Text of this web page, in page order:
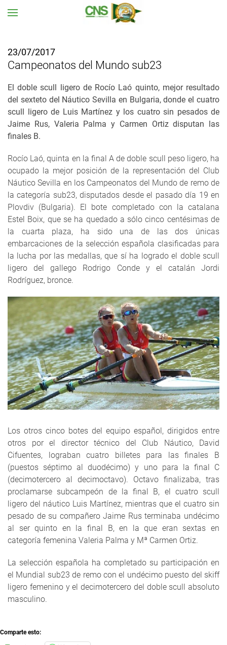
23/07/2017
Campeonatos del Mundo sub23
El doble scull ligero de Rocío Laó quinto, mejor resultado
del sexteto del Náutico Sevilla en Bulgaria, donde el cuatro
scull ligero de Luis Martínez y los cuatro sin pesados de
Jaime Rus, Valeria Palma y Carmen Ortiz disputan las
finales B.
Rocío Laó, quinta en la final A de doble scull peso ligero, ha
ocupado la mejor posición de la representación del Club
Náutico Sevilla en los Campeonatos del Mundo de remo de
la categoría sub23, disputados desde el pasado día 19 en
Plovdiv (Bulgaria). El bote completado con la catalana
Estel Boix, que se ha quedado a sólo cinco centésimas de
la cuarta plaza, ha sido una de las dos únicas
embarcaciones de la selección española clasificadas para
la lucha por las medallas, que sí ha logrado el doble scull
ligero del gallego Rodrigo Conde y el catalán Jordi
Rodríguez, bronce.
Los otros cinco botes del equipo español, dirigidos entre
otros por el director técnico del Club Náutico, David
Cifuentes, lograban cuatro billetes para las finales B
(puestos séptimo al duodécimo) y uno para la final C
(decimotercero al decimoctavo). Octavo finalizaba, tras
proclamarse subcampeón de la final B, el cuatro scull
ligero del náutico Luis Martínez, mientras que el cuatro sin
pesado de su compañero Jaime Rus terminaba undécimo
al ser quinto en la final B, en la que eran sextas en
categoría femenina Valeria Palma y Mª Carmen Ortiz.
La selección española ha completado su participación en
el Mundial sub23 de remo con el undécimo puesto del skiff
ligero femenino y el decimotercero del doble scull absoluto
masculino.
Comparte esto: